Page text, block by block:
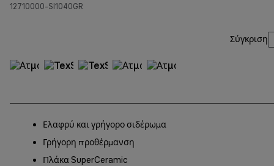
12710000-SI1040GR
Σύγκριση
Ελαφρύ και γρήγορο σιδέρωμα
Γρήγορη προθέρμανση
Πλάκα SuperCeramic